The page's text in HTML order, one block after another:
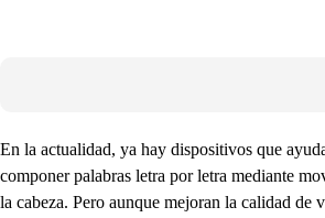
En la actualidad, ya hay dispositivos que
componer palabras letra por letra mediante
la cabeza. Pero aunque mejoran la calidad de